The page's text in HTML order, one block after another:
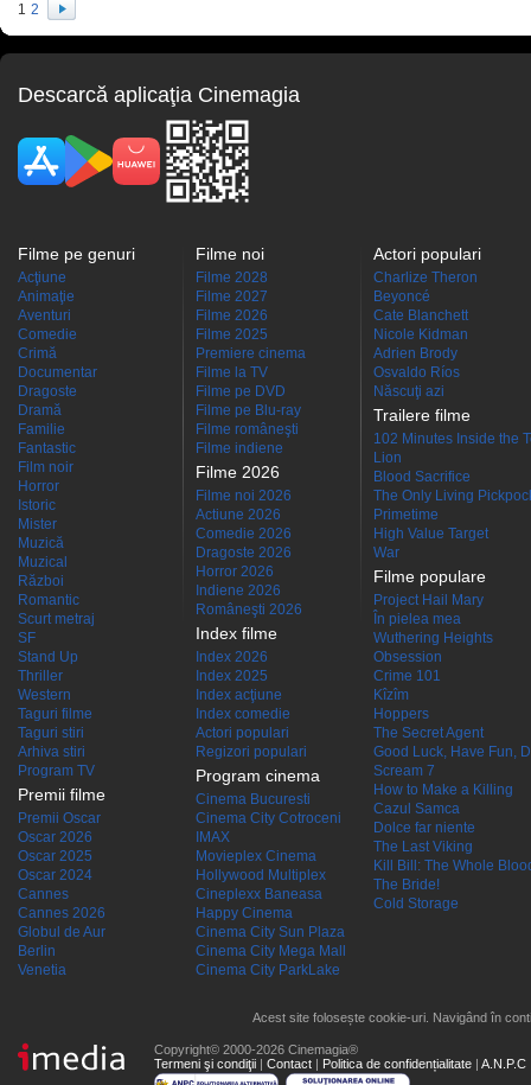
1 2
Descarcă aplicaţia Cinemagia
Filme pe genuri
Acţiune
Animaţie
Aventuri
Comedie
Crimă
Documentar
Dragoste
Dramă
Familie
Fantastic
Film noir
Horror
Istoric
Mister
Muzică
Muzical
Război
Romantic
Scurt metraj
SF
Stand Up
Thriller
Western
Taguri filme
Taguri stiri
Arhiva stiri
Program TV
Premii filme
Premii Oscar
Oscar 2026
Oscar 2025
Oscar 2024
Cannes
Cannes 2026
Globul de Aur
Berlin
Venetia
Filme noi
Filme 2028
Filme 2027
Filme 2026
Filme 2025
Premiere cinema
Filme la TV
Filme pe DVD
Filme pe Blu-ray
Filme româneşti
Filme indiene
Filme 2026
Filme noi 2026
Actiune 2026
Comedie 2026
Dragoste 2026
Horror 2026
Indiene 2026
Româneşti 2026
Index filme
Index 2026
Index 2025
Index acţiune
Index comedie
Actori populari
Regizori populari
Program cinema
Cinema Bucuresti
Cinema City Cotroceni
IMAX
Movieplex Cinema
Hollywood Multiplex
Cineplexx Baneasa
Happy Cinema
Cinema City Sun Plaza
Cinema City Mega Mall
Cinema City ParkLake
Actori populari
Charlize Theron
Beyoncé
Cate Blanchett
Nicole Kidman
Adrien Brody
Osvaldo Ríos
Născuţi azi
Trailere filme
102 Minutes Inside the
Lion
Blood Sacrifice
The Only Living
Primetime
High Value Target
War
Filme populare
Project Hail Mary
În pielea mea
Wuthering Heights
Obsession
Crime 101
Kîzîm
Hoppers
The Secret Agent
Good Luck, Have Fun,
Scream 7
How to Make a Killing
Cazul Samca
Dolce far niente
The Last Viking
Kill Bill: The Whole
The Bride!
Cold Storage
Acest site folosește cookie-uri. Navigând în
Copyright© 2000-2026 Cinemagia®
Termeni şi condiţii | Contact | Politica de confidențialitate | A.N.P.C